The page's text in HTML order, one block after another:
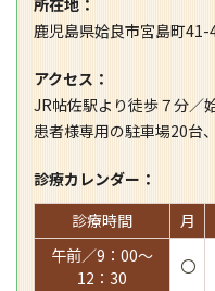
所在地：
鹿児島県姶良市宮島町41-
アクセス：
JR帖佐駅より徒歩７分／
患者様専用の駐車場20台
診療カレンダー：
診療時間
月
午前／9：00～
12：30
〇